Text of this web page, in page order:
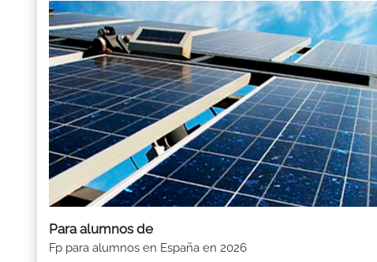
Para alumnos de
Fp para alumnos en España en 2026